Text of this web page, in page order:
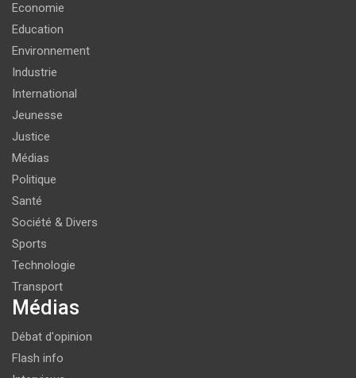
Economie
Education
Environnement
Industrie
International
Jeunesse
Justice
Médias
Politique
Santé
Société & Divers
Sports
Technologie
Transport
Médias
Débat d'opinion
Flash info